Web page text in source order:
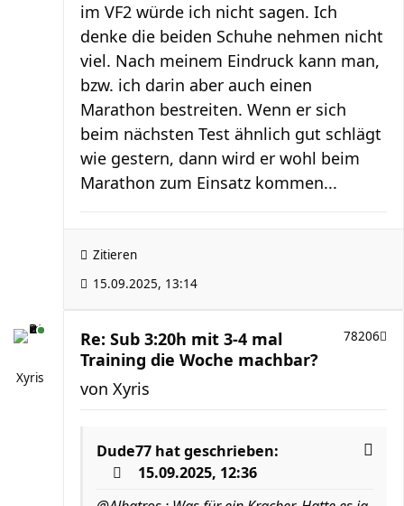
im VF2 würde ich nicht sagen. Ich
denke die beiden Schuhe nehmen nicht
viel. Nach meinem Eindruck kann man,
bzw. ich darin aber auch einen
Marathon bestreiten. Wenn er sich
beim nächsten Test ähnlich gut schlägt
wie gestern, dann wird er wohl beim
Marathon zum Einsatz kommen...
Zitieren
15.09.2025, 13:14
Xyris
Re: Sub 3:20h mit 3-4 mal
Training die Woche machbar?
78206
von Xyris
Dude77 hat geschrieben:
15.09.2025, 12:36